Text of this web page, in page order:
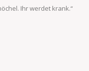
Ihr werdet krank.“